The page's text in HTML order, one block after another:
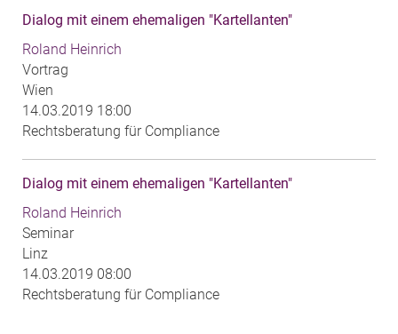
Dialog mit einem ehemaligen "Kartellanten"
Roland Heinrich
Vortrag
Wien
14.03.2019 18:00
Rechtsberatung für Compliance
Dialog mit einem ehemaligen "Kartellanten"
Roland Heinrich
Seminar
Linz
14.03.2019 08:00
Rechtsberatung für Compliance